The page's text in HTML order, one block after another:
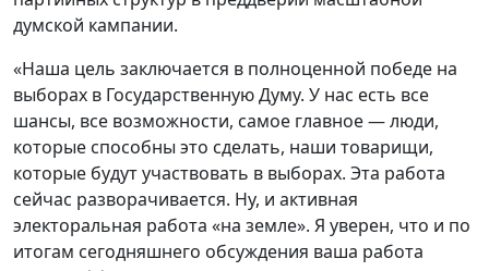
выборах в Государственную Думу. У нас есть все
шансы, все возможности, самое главное — люди,
которые способны это сделать, наши товарищи,
которые будут участвовать в выборах. Эта работа
сейчас разворачивается. Ну, и активная
электоральная работа «на земле». Я уверен, что и по
итогам сегодняшнего обсуждения ваша работа
станет эффективнее. И это — одна из составляющих
нашей будущей победы», — резюмировал
председатель партии.